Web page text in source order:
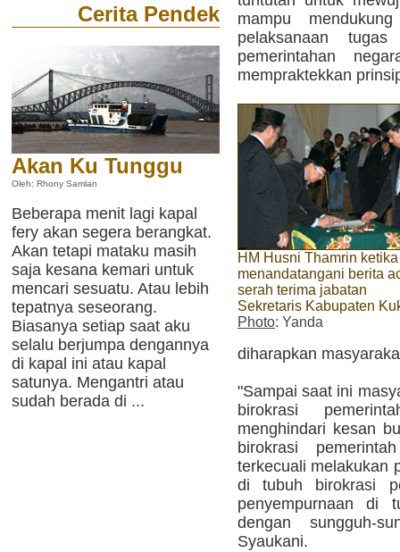
Cerita Pendek
Akan Ku Tunggu
Oleh: Rhony Samlan
Beberapa menit lagi kapal
fery akan segera berangkat.
Akan tetapi mataku masih
saja kesana kemari untuk
mencari sesuatu. Atau lebih
tepatnya seseorang.
Biasanya setiap saat aku
selalu berjumpa dengannya
di kapal ini atau kapal
satunya. Mengantri atau
sudah berada di ...
mampu
pelaksanaan
pemerintahan
mempraktekkan
HM Husni Thamrin ketika
menandatangani berita
serah terima jabatan
Sekretaris Kabupaten
Photo: Yanda
diharapkan
"Sampai saat ini
birokrasi
menghindari kesan
birokrasi
terkecuali melakukan
di tubuh birokrasi
penyempurnaan di
dengan sungguh-
Syaukani.